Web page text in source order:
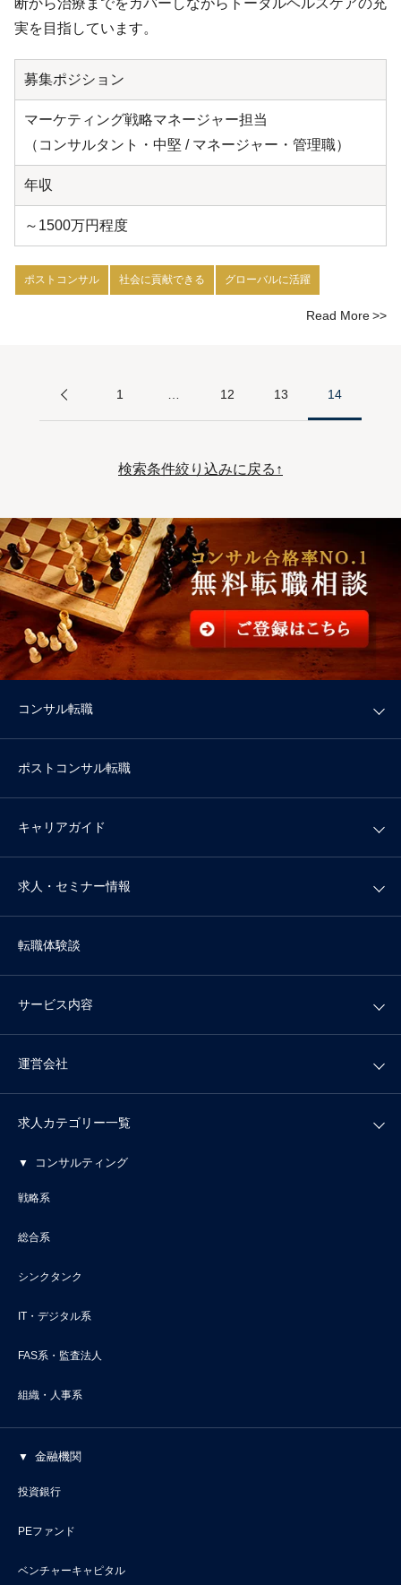
断から治療までをカバーしながらトータルヘルスケアの充
実を目指しています。
募集ポジション
マーケティング戦略マネージャー担当
（コンサルタント・中堅 / マネージャー・管理職）
年収
～1500万円程度
ポストコンサル 社会に貢献できる グローバルに活躍
Read More
1 12 13 14
検索条件絞り込みに戻る↑
コンサル転職
ポストコンサル転職
キャリアガイド
求人・セミナー情報
転職体験談
サービス内容
運営会社
求人カテゴリー一覧
コンサルティング
戦略系
総合系
シンクタンク
IT・デジタル系
FAS系・監査法人
組織・人事系
金融機関
投資銀行
PEファンド
ベンチャーキャピタル